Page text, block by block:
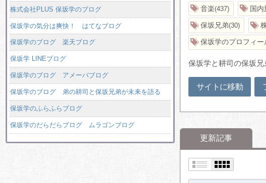
音楽 437 国内
保坂兄弟 30
保坂学のプロフィー
保坂学と耕司の保坂兄
サイトに移動
更新記事
株式会社PLUS 保坂学のブログ
保坂学の気分は爽快！ はてなブログ
保坂学のブログ 楽天ブログ
保坂学 LINEブログ
保坂学のブログ アメーバブログ
保坂学のブログ 弟の耕司と保坂兄弟が未来を語る
保坂学のふらふらブログ
保坂学のだらだらブログ ムラゴンブログ